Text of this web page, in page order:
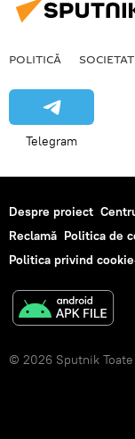
POLITICĂ
Telegram
Despre proiect
Reclamă Politica de
Politica privind
© 2026 Sputnik